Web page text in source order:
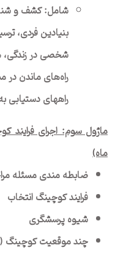
شامل: کشف و
بنیادین فردی،
ﺷﺨﺼﯽ در زﻧﺪﮔﯽ،
راه‌های ماندن
راﻫﻬﺎی دﺳﺘﯿﺎﺑﯽ
ماه)
ضابطه مندی مسئله
فرایند کوچینگ انتخاب
شیوه پرسشگری
چند موقعیت کوچینگ